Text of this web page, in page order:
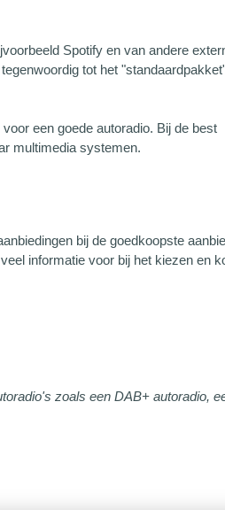
Spotify en van andere
tot het
een goede autoradio. Bij de best
multimedia systemen.
bij de goedkoopste
informatie voor bij het kiezen en
zoals een DAB+ autoradio,